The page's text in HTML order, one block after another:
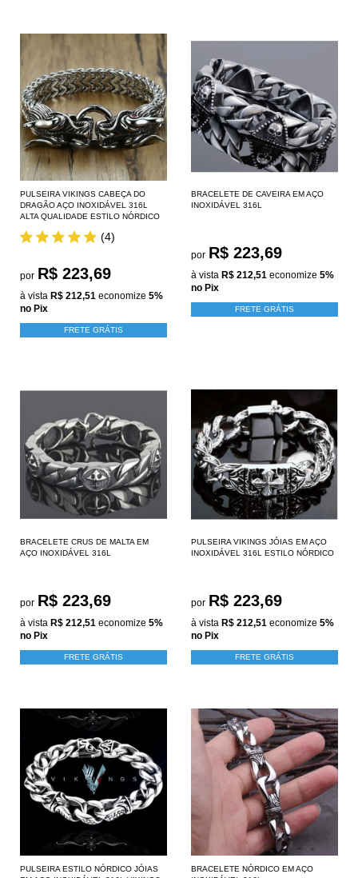
PULSEIRA VIKINGS CABEÇA DO
DRAGÃO AÇO INOXIDÁVEL 316L
ALTA QUALIDADE ESTILO NÓRDICO
(4)
por R$ 223,69
à vista R$ 212,51 economize 5%
no Pix
FRETE GRÁTIS
BRACELETE DE CAVEIRA EM AÇO
INOXIDÁVEL 316L
por R$ 223,69
à vista R$ 212,51 economize 5%
no Pix
FRETE GRÁTIS
BRACELETE CRUS DE MALTA EM
AÇO INOXIDÁVEL 316L
por R$ 223,69
à vista R$ 212,51 economize 5%
no Pix
FRETE GRÁTIS
PULSEIRA VIKINGS JÓIAS EM AÇO
INOXIDÁVEL 316L ESTILO NÓRDICO
por R$ 223,69
à vista R$ 212,51 economize 5%
no Pix
FRETE GRÁTIS
PULSEIRA ESTILO NÓRDICO JÓIAS
BRACELETE NÓRDICO EM AÇO